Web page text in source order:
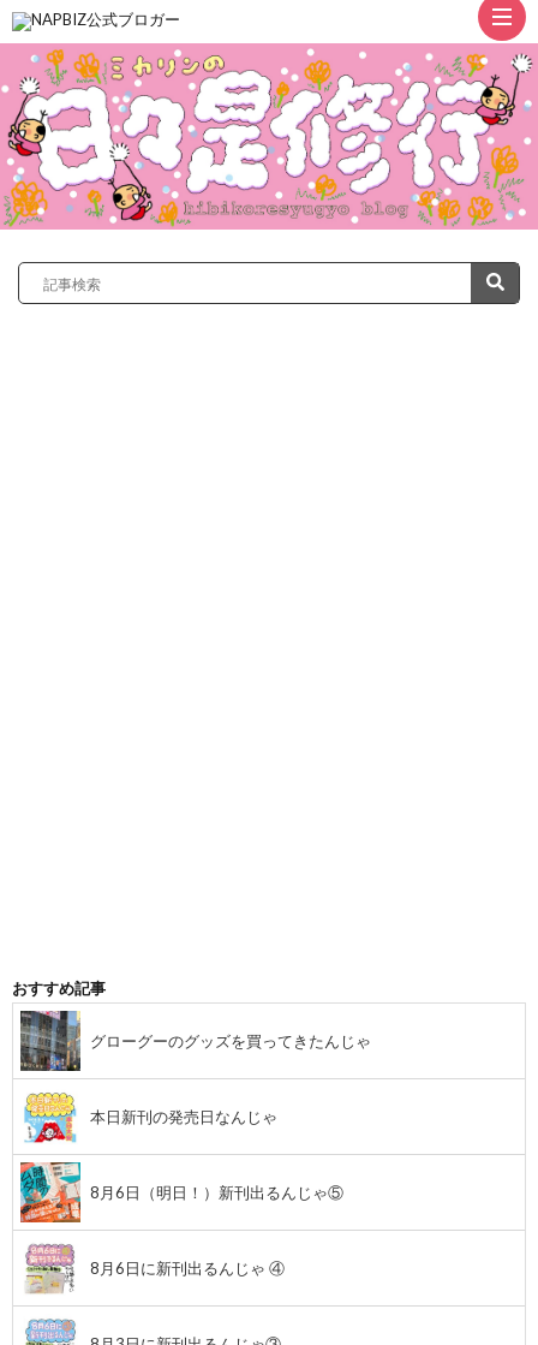
ト
ッ
おすすめ記事
グローグーのグッズを買ってきたんじゃ
本日新刊の発売日なんじゃ
8月6日（明日！）新刊出るんじゃ⑤
8月6日に新刊出るんじゃ ④